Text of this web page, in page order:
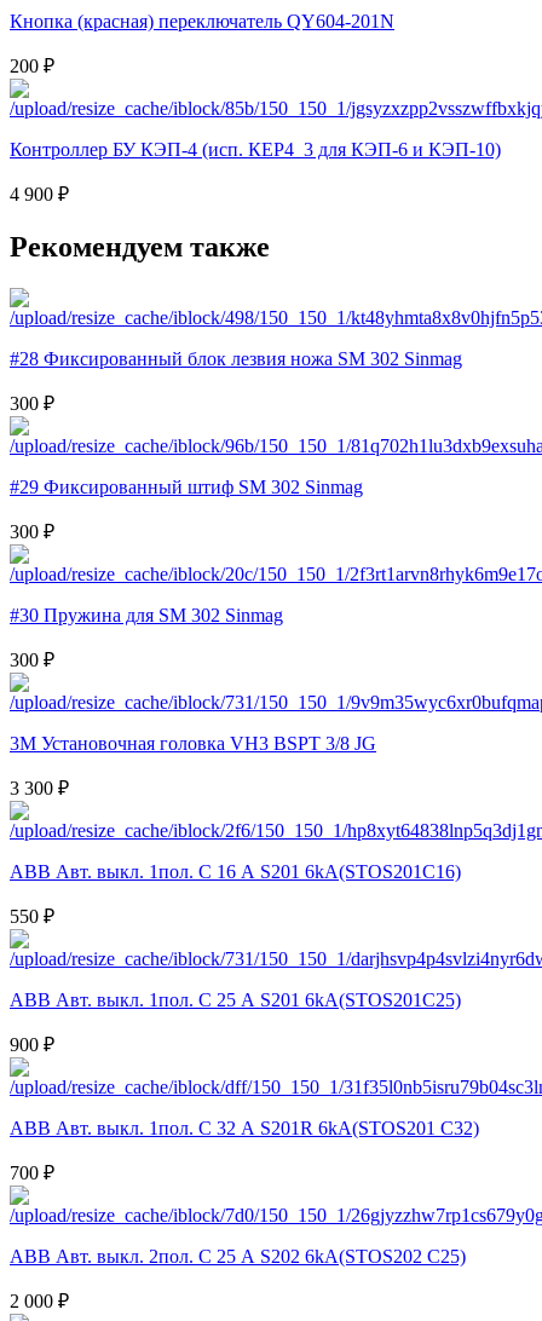
Кнопка (красная) переключатель QY604-201N
200 ₽
Контроллер БУ КЭП-4 (исп. КЕР4_3 для КЭП-6 и КЭП-10)
4 900 ₽
Рекомендуем также
#28 Фиксированный блок лезвия ножа SM 302 Sinmag
300 ₽
#29 Фиксированный штиф SM 302 Sinmag
300 ₽
#30 Пружина для SM 302 Sinmag
300 ₽
3M Установочная головка VH3 BSPT 3/8 JG
3 300 ₽
ABB Авт. выкл. 1пол. С 16 А S201 6kA(STOS201C16)
550 ₽
ABB Авт. выкл. 1пол. С 25 А S201 6kA(STOS201C25)
900 ₽
ABB Авт. выкл. 1пол. С 32 А S201R 6kA(STOS201 C32)
700 ₽
ABB Авт. выкл. 2пол. С 25 А S202 6kA(STOS202 C25)
2 000 ₽